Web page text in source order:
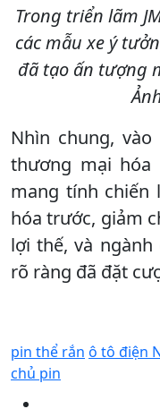
Trong triển lãm
các mẫu xe ý
đã tạo ấn tượng
Nhìn chung,
thương mại hóa
mang tính chiến
hóa trước, giảm
lợi thế, và
rõ ràng đã đặt
pin thể rắn ô tô điện
chủ pin